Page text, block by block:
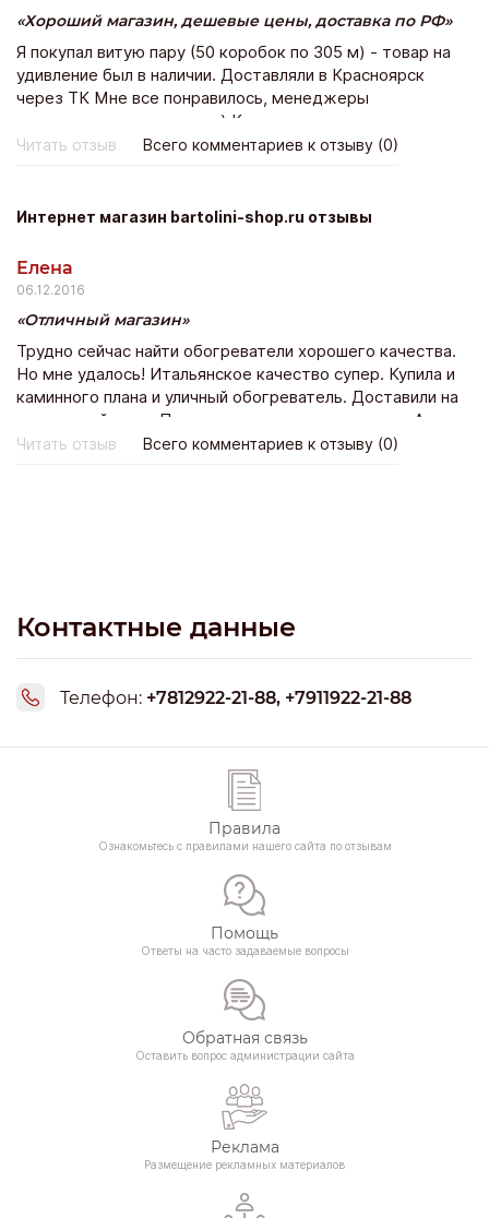
Хороший магазин, дешевые цены, доставка по РФ
Я покупал витую пару (50 коробок по 305 м) - товар на
удивление был в наличии. Доставляли в Красноярск
через ТК Мне все понравилось, менеджеры
приветливые-кокетливые) Косяков не заметил при
оформлении заказа! Советую!
Читать отзыв Всего комментариев к отзыву (0)
Интернет магазин bartolini-shop.ru отзывы
Елена
06.12.2016
Отличный магазин
Трудно сейчас найти обогреватели хорошего качества.
Но мне удалось! Итальянское качество супер. Купила и
каминного плана и уличный обогреватель. Доставили на
следующий день. Пользуемся уже пару месяцев. А
сейчас еще и для палатки заказала.
Читать отзыв Всего комментариев к отзыву (0)
Контактные данные
Телефон: +7812922-21-88, +7911922-21-88
Правила
Ознакомьтесь с правилами нашего сайта по отзывам
Помощь
Ответы на часто задаваемые вопросы
Обратная связь
Оставить вопрос администрации сайта
Реклама
Размещение рекламных материалов